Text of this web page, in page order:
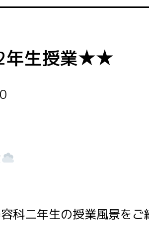
年生授業★★
科二年生の授業風景をご